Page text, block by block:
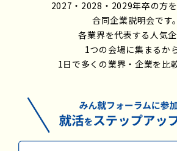
2027・2028・2029年卒の方
合同企業説明会です。
各業界を代表する人気
1つの会場に集まるから
1日で多くの業界・企業を比